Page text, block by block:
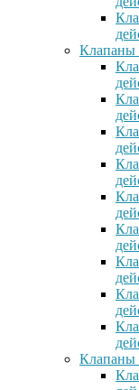
Клапаны
Клапаны